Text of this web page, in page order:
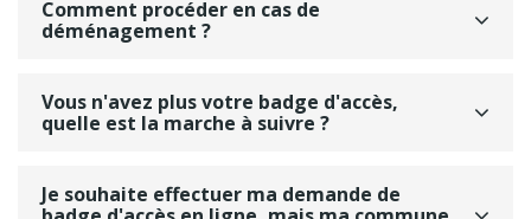
Comment procéder en cas de
déménagement ?
Vous n'avez plus votre badge d'accès,
quelle est la marche à suivre ?
Je souhaite effectuer ma demande de